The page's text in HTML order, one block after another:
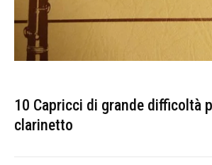
10 Capricci di grande difficoltà
clarinetto